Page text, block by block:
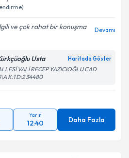
ve çok rahat bir konuşma
Devamı
Usta Haritada Göster
VALİ RECEP YAZICIOĞLU CAD
K:1 D:2 34480
Yarın
12:40 Daha Fazla